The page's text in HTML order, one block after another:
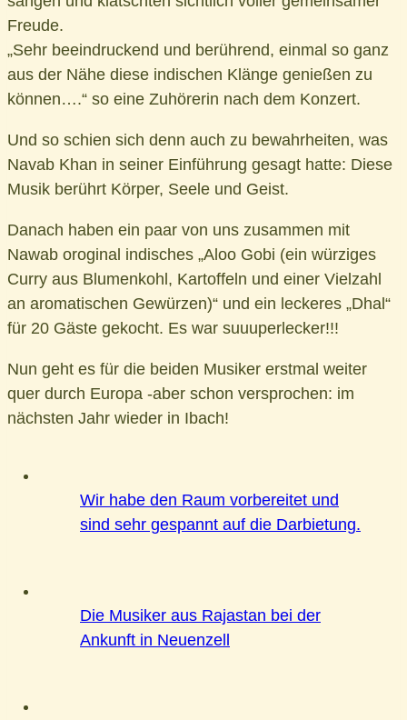
Freude.
„Sehr beeindruckend und berührend, einmal so ganz
aus der Nähe diese indischen Klänge genießen zu
können….“ so eine Zuhörerin nach dem Konzert.
Und so schien sich denn auch zu bewahrheiten, was
Navab Khan in seiner Einführung gesagt hatte: Diese
Musik berührt Körper, Seele und Geist.
Danach haben ein paar von uns zusammen mit
Nawab oroginal indisches „Aloo Gobi (ein würziges
Curry aus Blumenkohl, Kartoffeln und einer Vielzahl
an aromatischen Gewürzen)“ und ein leckeres „Dhal“
für 20 Gäste gekocht. Es war suuuperlecker!!!
Nun geht es für die beiden Musiker erstmal weiter
quer durch Europa -aber schon versprochen: im
nächsten Jahr wieder in Ibach!
Wir habe den Raum vorbereitet und
sind sehr gespannt auf die Darbietung.
Die Musiker aus Rajastan bei der
Ankunft in Neuenzell